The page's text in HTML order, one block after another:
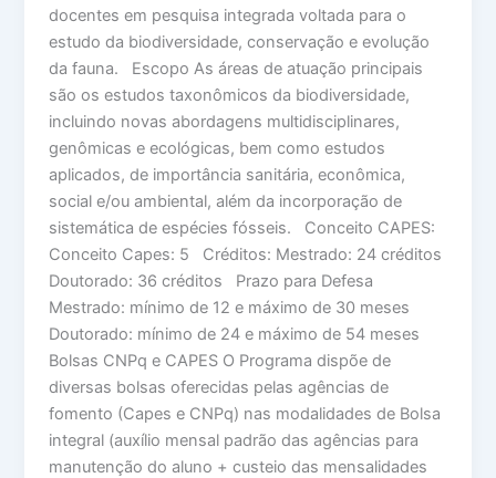
docentes em pesquisa integrada voltada para o
estudo da biodiversidade, conservação e evolução
da fauna. Escopo As áreas de atuação principais
são os estudos taxonômicos da biodiversidade,
incluindo novas abordagens multidisciplinares,
genômicas e ecológicas, bem como estudos
aplicados, de importância sanitária, econômica,
social e/ou ambiental, além da incorporação de
sistemática de espécies fósseis. Conceito CAPES:
Conceito Capes: 5 Créditos: Mestrado: 24 créditos
Doutorado: 36 créditos Prazo para Defesa
Mestrado: mínimo de 12 e máximo de 30 meses
Doutorado: mínimo de 24 e máximo de 54 meses
Bolsas CNPq e CAPES O Programa dispõe de
diversas bolsas oferecidas pelas agências de
fomento (Capes e CNPq) nas modalidades de Bolsa
integral (auxílio mensal padrão das agências para
manutenção do aluno + custeio das mensalidades